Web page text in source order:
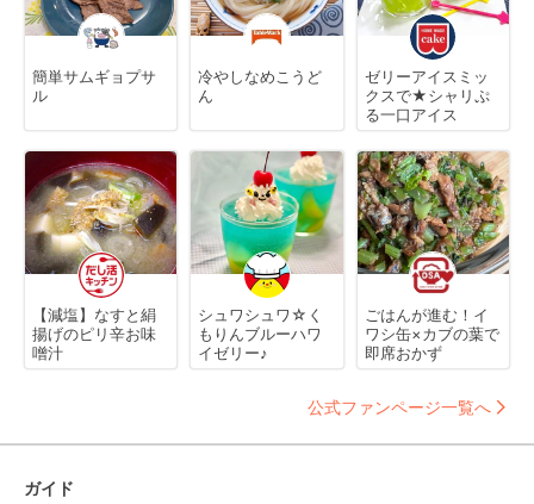
簡単サムギョプサ
ル
冷やしなめこうど
ん
ゼリーアイスミッ
クスで★シャリぷ
る一口アイス
【減塩】なすと絹
揚げのピリ辛お味
噌汁
シュワシュワ☆く
もりんブルーハワ
イゼリー♪
ごはんが進む！イ
ワシ缶×カブの葉で
即席おかず
公式ファンページ一覧へ
ガイド